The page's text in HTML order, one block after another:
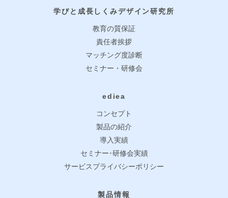
学びと成長しくみデザイン研究所
教育の質保証
責任者挨拶
マッチング度診断
セミナー・研修会
ediea
コンセプト
製品の紹介
導入実績
セミナー･研修会実績
サービスプライバシーポリシー
製品情報